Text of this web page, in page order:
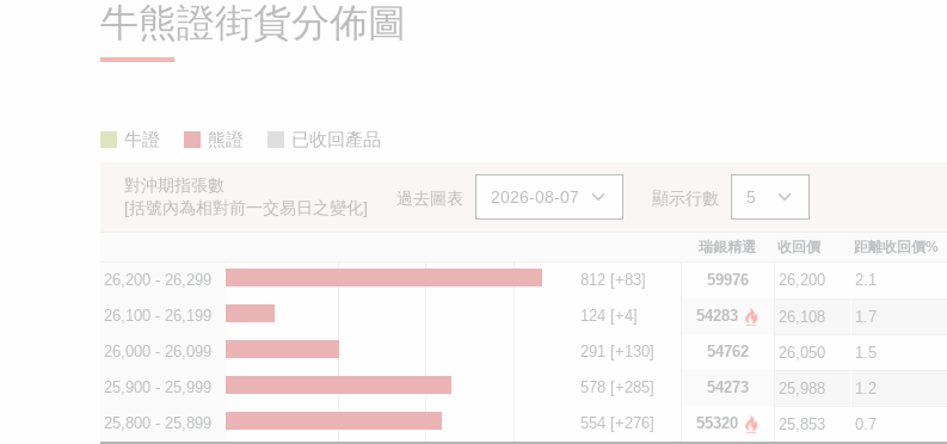
牛熊證街貨分佈圖
牛證 熊證 已收回產品
對沖期指張數
[括號內為相對前一交易日之變化]
過去圖表 顯示行數
瑞銀精選 收回價 距離收回價%
26,200 - 26,299 812 [+83] 59976 26,200 2.1
26,100 - 26,199
124 [+4] 54283 26,108 1.7
26,000 - 26,099
291 [+130] 54762 26,050 1.5
25,900 - 25,999
578 [+285] 54273 25,988 1.2
25,800 - 25,899
554 [+276] 55320 25,853 0.7